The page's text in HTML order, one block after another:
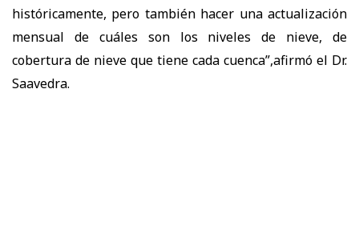
históricamente, pero también hacer una actualización
mensual de cuáles son los niveles de nieve, de
cobertura de nieve que tiene cada cuenca”,afirmó el Dr.
Saavedra.